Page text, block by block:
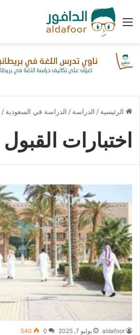
القائمة
الرئيسية / الدراسة / الدراسة في السعودية /
اختبارات القبول
aldafoor يوليو 7, 2025 0
540